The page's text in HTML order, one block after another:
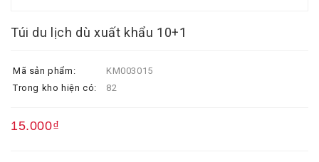
Túi du lịch dù xuất khẩu 10+1
Mã sản phẩm:
KM003015
Trong kho hiện có:
82
15.000₫